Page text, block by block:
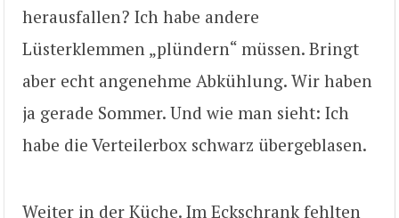
herausfallen? Ich habe andere
Lüsterklemmen „plündern“ müssen. Bringt
aber echt angenehme Abkühlung. Wir haben
ja gerade Sommer. Und wie man sieht: Ich
habe die Verteilerbox schwarz übergeblasen.
Weiter in der Küche. Im Eckschrank fehlten